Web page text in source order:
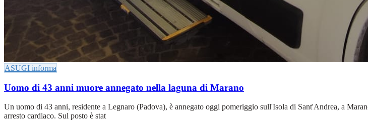
ASUGI informa
Uomo di 43 anni muore annegato nella laguna di Marano
Un uomo di 43 anni, residente a Legnaro (Padova), è annegato oggi pomeriggio sull'Isola di Sant'Andrea, a
arresto cardiaco. Sul posto è stat